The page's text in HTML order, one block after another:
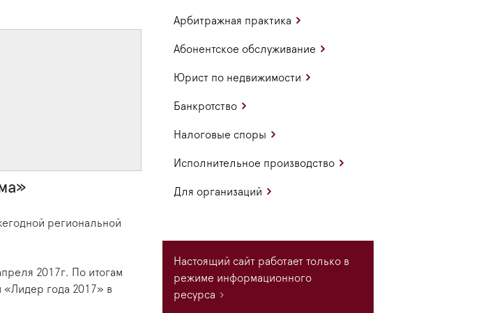
региональной
2017г. По итогам
года 2017» в
Арбитражная практика
Абонентское обслуживание
Юрист по недвижимости
Банкротство
Налоговые споры
Исполнительное производство
Для организаций
Настоящий сайт работает только в
режиме информационного
ресурса